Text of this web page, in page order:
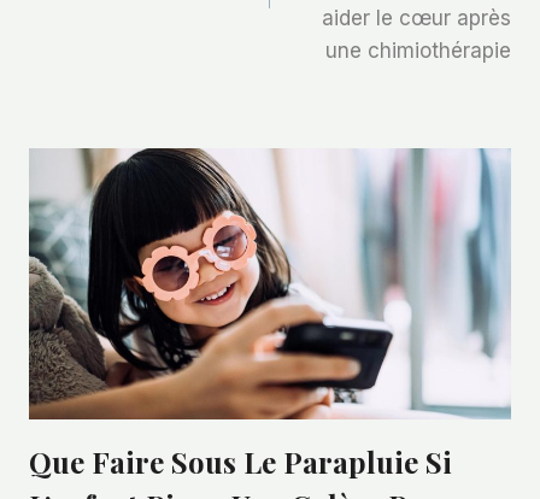
aider le cœur après
une chimiothérapie
Que Faire Sous Le Parapluie Si